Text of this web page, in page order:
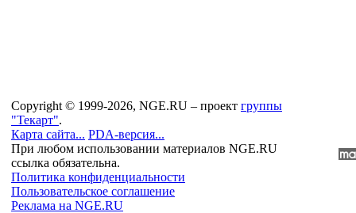
Copyright © 1999-2026, NGE.RU – проект группы
"Текарт".
Карта сайта... PDA-версия...
При любом использовании материалов NGE.RU
ссылка обязательна.
Политика конфиденциальности
Пользовательское соглашение
Реклама на NGE.RU